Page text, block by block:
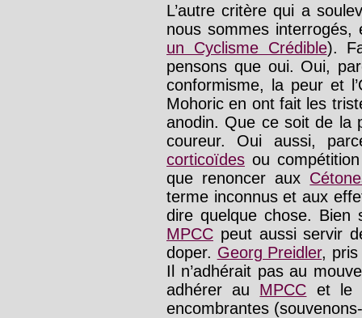
L’autre critère qui a
nous sommes
un Cyclisme Crédible).
pensons que oui. Oui,
conformisme, la peur et
Mohoric en ont fait les
anodin. Que ce soit de la
coureur. Oui aussi,
corticoïdes ou
que renoncer aux
terme inconnus et aux
dire quelque chose. Bien
MPCC peut aussi servir
doper. Georg Preidler, pris
Il n’adhérait pas au
adhérer au MPCC et le
encombrantes